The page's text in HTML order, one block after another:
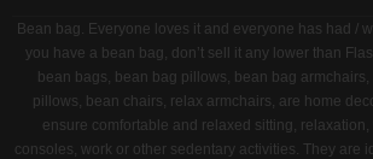
Bean bag. Everyone loves it and everyone has had /
you have a bean bag, don’t sell it any lower than
bean bags, bean bag pillows, bean bag armchairs,
pillows, bean chairs, relax armchairs, are home
ensure comfortable and relaxed sitting, relaxation,
consoles, work or other sedentary activities. They are